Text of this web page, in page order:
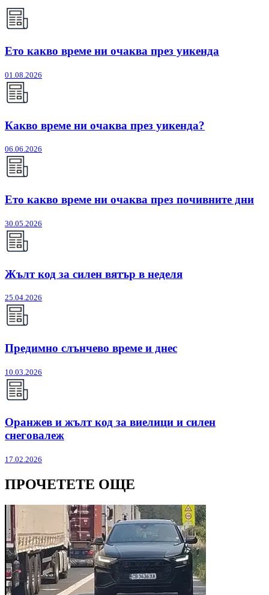
Ето какво време ни очаква през уикенда
01.08.2026
Какво време ни очаква през уикенда?
06.06.2026
Ето какво време ни очаква през почивните дни
30.05.2026
Жълт код за силен вятър в неделя
25.04.2026
Предимно слънчево време и днес
10.03.2026
Оранжев и жълт код за виелици и силен
снеговалеж
17.02.2026
ПРОЧЕТЕТЕ ОЩЕ